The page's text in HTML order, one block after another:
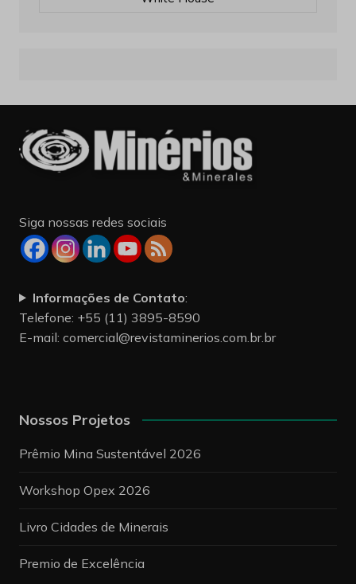
Siga nossas redes sociais
Informações de Contato:
Telefone: +55 (11) 3895-8590
E-mail: comercial@revistaminerios.com.br.br
Nossos Projetos
Prêmio Mina Sustentável 2026
Workshop Opex 2026
Livro Cidades de Minerais
Premio de Excelência